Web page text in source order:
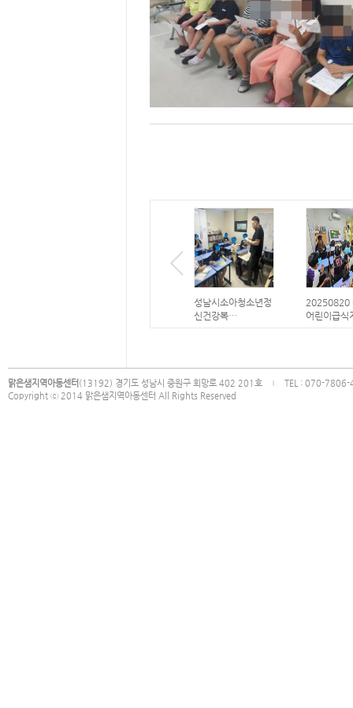
성남시소아청소년정
신건강복…
20250820
어린이급
맑은샘지역아동센터 (13192) 경기도 성남시 중원구 희망로 402 201호
TEL : 070-
Copyright ⓒ 2014 맑은샘지역아동센터 All Rights Reserved